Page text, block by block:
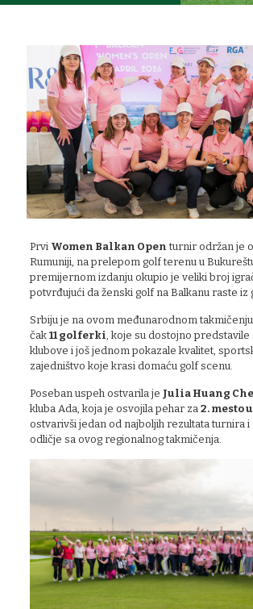
Prvi Women Balkan Open turnir održan je
Rumuniji, na prelepom golf terenu u
premijernom izdanju okupio je veliki broj
potvrđujući da ženski golf na Balkanu raste iz
Srbiju je na ovom međunarodnom
čak 11 golferki, koje su dostojno predstavile
klubove i još jednom pokazale kvalitet,
zajedništvo koje krasi domaću golf scenu.
Poseban uspeh ostvarila je Julia Huang
kluba Ada, koja je osvojila pehar za 2. mesto
ostvarivši jedan od najboljih rezultata turnira
odličje sa ovog regionalnog takmičenja.